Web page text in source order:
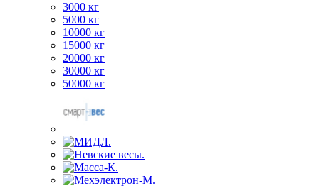
3000 кг
5000 кг
10000 кг
15000 кг
20000 кг
30000 кг
50000 кг